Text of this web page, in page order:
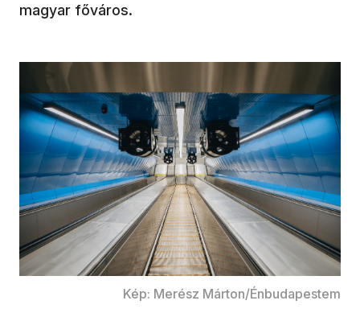
magyar főváros.
Kép: Merész Márton/Énbudapestem